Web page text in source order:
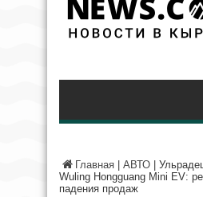
Главная АВТО
Wuling Hongguang Mini EV:
падения продаж